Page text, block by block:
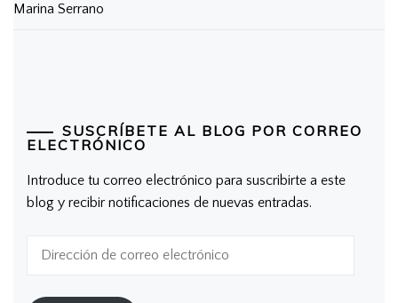
Marina Serrano
SUSCRÍBETE AL BLOG POR CORREO
ELECTRÓNICO
Introduce tu correo electrónico para suscribirte a este
blog y recibir notificaciones de nuevas entradas.